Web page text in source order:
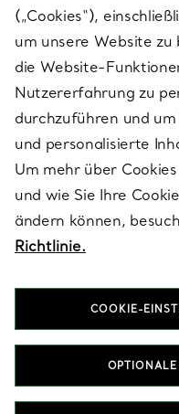
SERVICES
ÜBER TIFFANY & CO.
RECHTLICHE HINWEISE
FOLGEN SIE UNS
(„Cookies“),
um unsere Website
die Website-
Nutzererfahrung zu
durchzuführen und
und personalisierte
Um mehr über
und wie Sie Ihre
ändern können,
Richtlinie.
COOKIE-
OPTIONALE